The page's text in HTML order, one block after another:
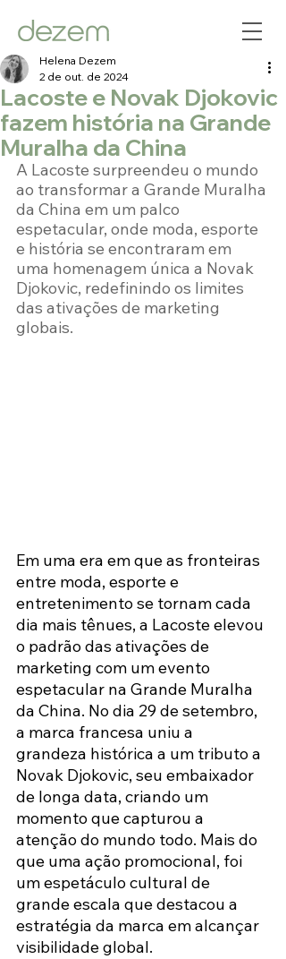
Lacoste e Novak Djokovic
fazem história na Grande
Muralha da China
Helena Dezem
2 de out. de 2024
A Lacoste surpreendeu o mundo
ao transformar a Grande Muralha
da China em um palco
espetacular, onde moda, esporte
e história se encontraram em
uma homenagem única a Novak
Djokovic, redefinindo os limites
das ativações de marketing
globais.
Em uma era em que as fronteiras
entre moda, esporte e
entretenimento se tornam cada
dia mais tênues, a Lacoste elevou
o padrão das ativações de
marketing com um evento
espetacular na Grande Muralha
da China. No dia 29 de setembro,
a marca francesa uniu a
grandeza histórica a um tributo a
Novak Djokovic, seu embaixador
de longa data, criando um
momento que capturou a
atenção do mundo todo. Mais do
que uma ação promocional, foi
um espetáculo cultural de
grande escala que destacou a
estratégia da marca em alcançar
visibilidade global.